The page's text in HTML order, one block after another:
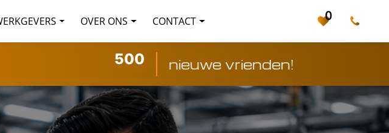
OVER ONS CONTACT 0
500 nieuwe vrienden!